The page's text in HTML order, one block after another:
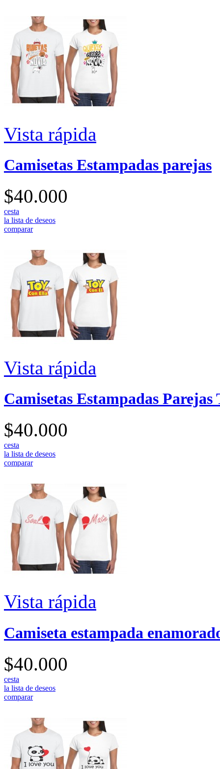
Vista rápida
Camisetas Estampadas parejas
$40.000
cesta
la lista de deseos
comparar
Vista rápida
Camisetas Estampadas Parejas
$40.000
cesta
la lista de deseos
comparar
Vista rápida
Camiseta estampada
$40.000
cesta
la lista de deseos
comparar